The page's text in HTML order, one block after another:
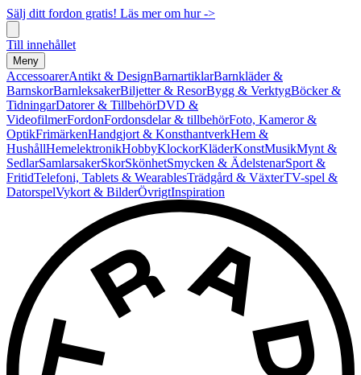
Sälj ditt fordon gratis! Läs mer om hur ->
Till innehållet
Meny
AccessoarerAntikt & DesignBarnartiklarBarnkläder &
BarnskorBarnleksakerBiljetter & ResorBygg & VerktygBöcker &
TidningarDatorer & TillbehörDVD &
VideofilmerFordonFordonsdelar & tillbehörFoto, Kameror &
OptikFrimärkenHandgjort & KonsthantverkHem &
HushållHemelektronikHobbyKlockorKläderKonstMusikMynt &
SedlarSamlarsakerSkorSkönhetSmycken & ÄdelstenarSport &
FritidTelefoni, Tablets & WearablesTrädgård & VäxterTV-spel &
DatorspelVykort & BilderÖvrigtInspiration